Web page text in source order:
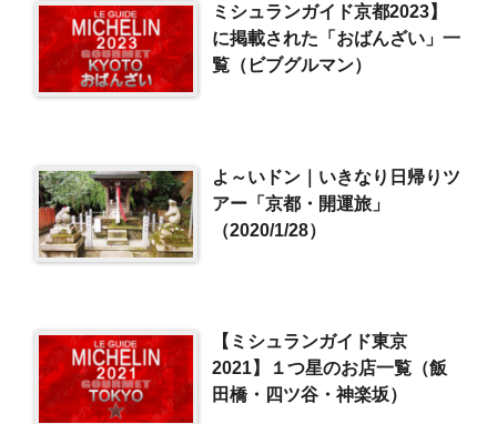
ミシュランガイド京都2023】
に掲載された「おばんざい」一
覧（ビブグルマン）
よ～いドン｜いきなり日帰りツ
アー「京都・開運旅」
（2020/1/28）
【ミシュランガイド東京
2021】１つ星のお店一覧（飯
田橋・四ツ谷・神楽坂）